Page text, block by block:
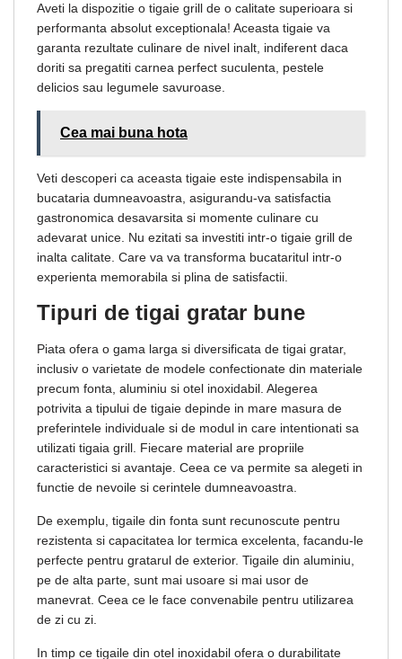
Aveti la dispozitie o tigaie grill de o calitate superioara si
performanta absolut exceptionala! Aceasta tigaie va
garanta rezultate culinare de nivel inalt, indiferent daca
doriti sa pregatiti carnea perfect suculenta, pestele
delicios sau legumele savuroase.
Cea mai buna hota
Veti descoperi ca aceasta tigaie este indispensabila in
bucataria dumneavoastra, asigurandu-va satisfactia
gastronomica desavarsita si momente culinare cu
adevarat unice. Nu ezitati sa investiti intr-o tigaie grill de
inalta calitate. Care va va transforma bucataritul intr-o
experienta memorabila si plina de satisfactii.
Tipuri de tigai gratar bune
Piata ofera o gama larga si diversificata de tigai gratar,
inclusiv o varietate de modele confectionate din materiale
precum fonta, aluminiu si otel inoxidabil. Alegerea
potrivita a tipului de tigaie depinde in mare masura de
preferintele individuale si de modul in care intentionati sa
utilizati tigaia grill. Fiecare material are propriile
caracteristici si avantaje. Ceea ce va permite sa alegeti in
functie de nevoile si cerintele dumneavoastra.
De exemplu, tigaile din fonta sunt recunoscute pentru
rezistenta si capacitatea lor termica excelenta, facandu-le
perfecte pentru gratarul de exterior. Tigaile din aluminiu,
pe de alta parte, sunt mai usoare si mai usor de
manevrat. Ceea ce le face convenabile pentru utilizarea
de zi cu zi.
In timp ce tigaile din otel inoxidabil ofera o durabilitate